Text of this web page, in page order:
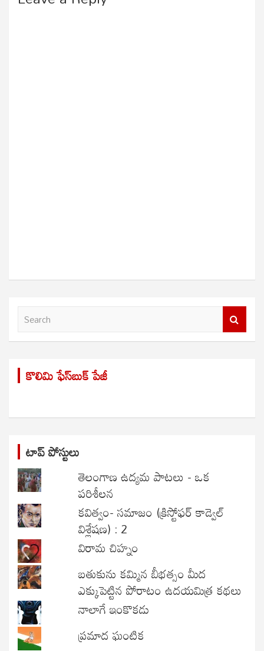
a
r
c కొలిమి ఫేస్‌బుక్ పేజీ
టాప్ పోస్టులు
తెలంగాణ ఉద్యమ పాటలు - ఒక
పరిశీలన
కవిత్వం- సమాజం (క్రిస్టోఫర్ కాడ్వెల్
విశ్లేషణ) : 2
విరామ చిహ్నం
బతుకును కమ్మిన బీభత్సం మీద
ఎక్కుపెట్టిన పోరాటం ఉదయమిత్ర కథలు
నాలాగే ఇంకొకడు
ప్రమాద ఘంటిక